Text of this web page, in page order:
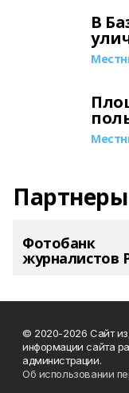
В
Партнеры
Фотобанк
журналистов
© 2020-2026 Сайт
информации сайта
администрации.
Об использовании